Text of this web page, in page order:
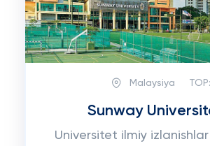
Malaysiya TOP:
Sunway
Universitet ilmiy